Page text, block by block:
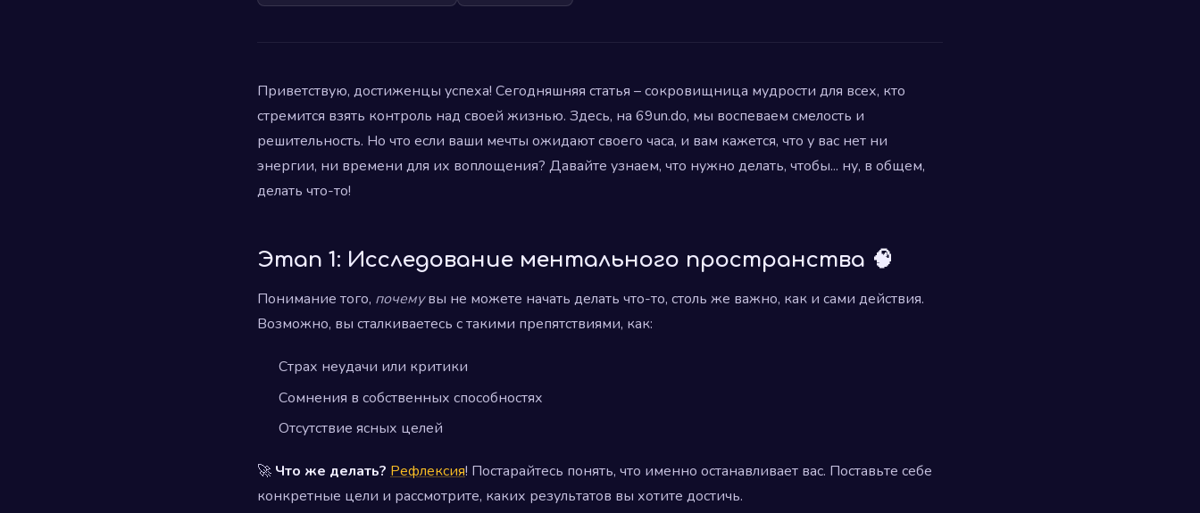
Приветствую, достиженцы успеха! Сегодняшняя статья – сокровищница мудрости для всех, кто
стремится взять контроль над своей жизнью. Здесь, на 69un.do, мы воспеваем смелость и
решительность. Но что если ваши мечты ожидают своего часа, и вам кажется, что у вас нет ни
энергии, ни времени для их воплощения? Давайте узнаем, что нужно делать, чтобы... ну, в общем,
делать что-то!
Этап 1: Исследование ментального пространства 🧠
Понимание того, почемувы не можете начать делать что-то, столь же важно, как и сами действия.
Возможно, вы сталкиваетесь с такими препятствиями, как:
Страх неудачи или критики
Сомнения в собственных способностях
Отсутствие ясных целей
🚀 Что же делать? Рефлексия! Постарайтесь понять, что именно останавливает вас. Поставьте себе
конкретные цели и рассмотрите, каких результатов вы хотите достичь.